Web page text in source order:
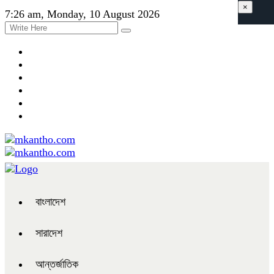
7:26 am, Monday, 10 August 2026
বাংলাদেশ
সারাদেশ
আন্তর্জাতিক
×